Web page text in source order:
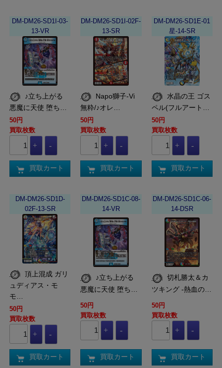
DM-DM26-SD1I-03-
13-VR
悪魔に天使 堕ち…
50円
買取枚数
買取カート
DM-DM26-SD1I-02F-
13-SR
無粋/♪オレ…
50円
買取枚数
買取カート
DM-DM26-SD1E-01
星-14-SR
ペル(フルアート…
50円
買取枚数
買取カート
DM-DM26-SD1D-
02F-13-SR
ュディアス・モ
モ…
50円
買取枚数
買取カート
DM-DM26-SD1C-08-
14-VR
悪魔に天使 堕ち…
50円
買取枚数
買取カート
DM-DM26-SD1C-06-
14-DSR
ツキング -熱血の…
50円
買取枚数
買取カート